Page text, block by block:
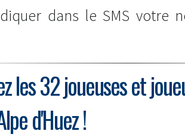
dans le SMS votre
les 32 joueuses et
d'Huez !